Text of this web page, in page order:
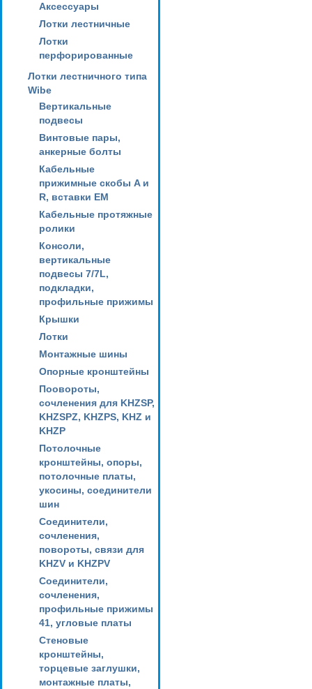
Аксессуары
Лотки лестничные
Лотки
перфорированные
Лотки лестничного типа
Wibe
Вертикальные
подвесы
Винтовые пары,
анкерные болты
Кабельные
прижимные скобы A и
R, вставки EM
Кабельные протяжные
ролики
Консоли,
вертикальные
подвесы 7/7L,
подкладки,
профильные прижимы
Крышки
Лотки
Монтажные шины
Опорные кронштейны
Поовороты,
сочленения для KHZSP,
KHZSPZ, KHZPS, KHZ и
KHZP
Потолочные
кронштейны, опоры,
потолочные платы,
укосины, соединители
шин
Соединители,
сочленения,
повороты, связи для
KHZV и KHZPV
Соединители,
сочленения,
профильные прижимы
41, угловые платы
Стеновые
кронштейны,
торцевые заглушки,
монтажные платы,